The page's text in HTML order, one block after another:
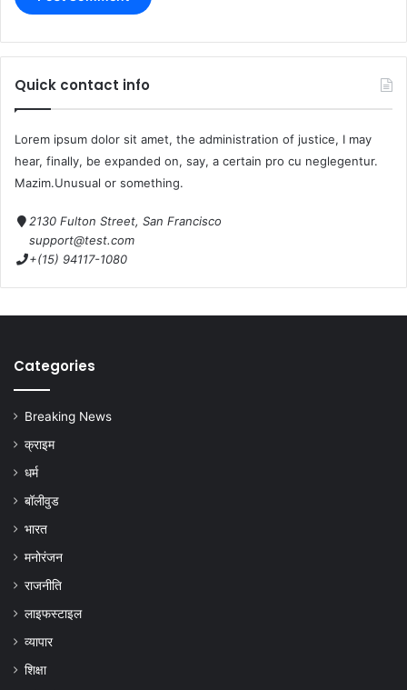
Quick contact info
Lorem ipsum dolor sit amet, the administration of justice, I may
hear, finally, be expanded on, say, a certain pro cu neglegentur.
Mazim.Unusual or something.
2130 Fulton Street, San Francisco
support@test.com
+(15) 94117-1080
Categories
Breaking News
क्राइम
धर्म
बॉलीवुड
भारत
मनोरंजन
राजनीति
लाइफस्टाइल
व्यापार
शिक्षा